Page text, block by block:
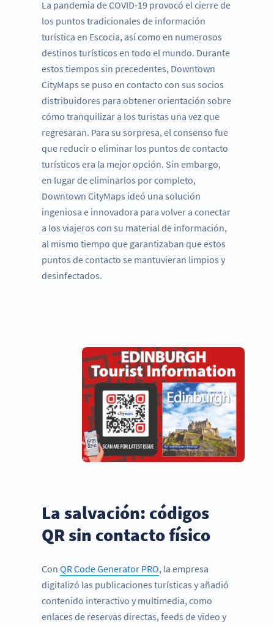
La pandemia de COVID-19 provocó el cierre de
los puntos tradicionales de información
turística en Escocia, así como en numerosos
destinos turísticos en todo el mundo. Durante
estos tiempos sin precedentes, Downtown
CityMaps se puso en contacto con sus socios
distribuidores para obtener orientación sobre
cómo tranquilizar a los turistas una vez que
regresaran. Para su sorpresa, el consenso fue
que reducir o eliminar los puntos de contacto
turísticos era la mejor opción. Sin embargo,
en lugar de eliminarlos por completo,
Downtown CityMaps ideó una solución
ingeniosa e innovadora para volver a conectar
a los viajeros con su material de información,
al mismo tiempo que garantizaban que estos
puntos de contacto se mantuvieran limpios y
desinfectados.
La salvación: códigos
QR sin contacto físico
Con QR Code Generator PRO, la empresa
digitalizó las publicaciones turísticas y añadió
contenido interactivo y multimedia, como
enlaces de reservas directas, feeds de video y